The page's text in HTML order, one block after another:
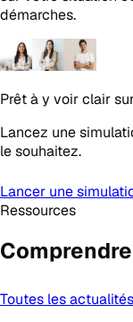
démarches.
Prêt à y voir clair
Lancez une
le souhaitez.
Lancer une
Ressources
Toutes les actualités